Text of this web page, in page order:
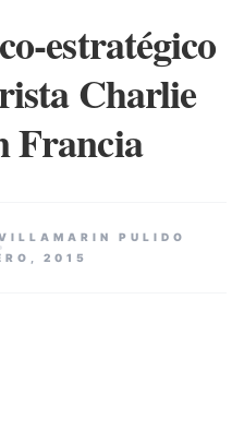
estratégico
Charlie
Francia
PULIDO
2015